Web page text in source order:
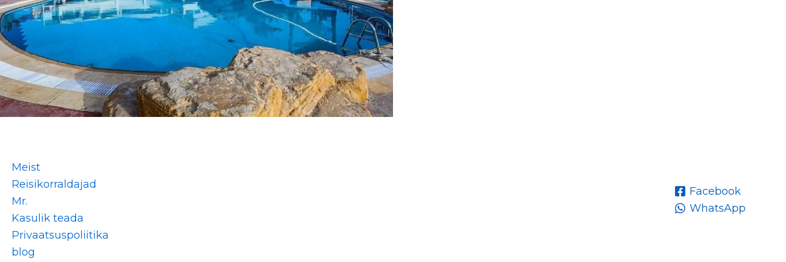
Meist
Reisikorraldajad
Mr.
Kasulik teada
Privaatsuspoliitika
blog
Facebook
WhatsApp